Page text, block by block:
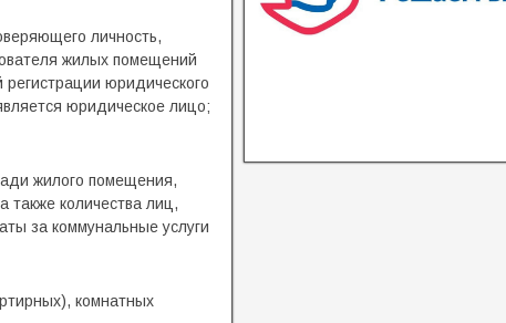
личность,
жилых помещений
юридического
юридическое лицо;
жилого помещения,
количества лиц,
за коммунальные услуги
комнатных